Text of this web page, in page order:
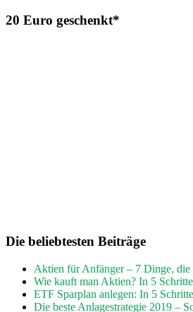
20 Euro geschenkt*
Die beliebtesten Beiträge
Aktien für Anfänger – 7 Dinge, die
Wie kauft man Aktien? In 5
ETF Sparplan anlegen: In 5
Die beste Anlagestrategie 2019 –